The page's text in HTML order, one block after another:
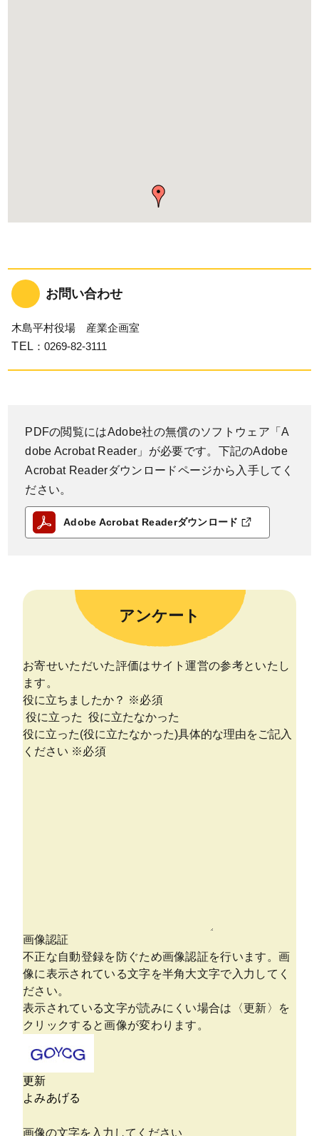
お問い合わせ
木島平村役場 産業企画室
TEL ：0269-82-3111
PDFの閲覧にはAdobe社の無償のソフトウェア「A
dobe Acrobat Reader」が必要です。下記のAdobe
Acrobat Readerダウンロードページから入手してく
ださい。
Adobe Acrobat Readerダウンロード
アンケート